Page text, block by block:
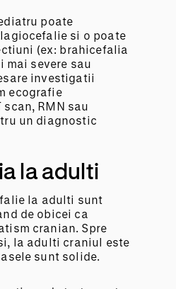
poate
si o poate
(ex: brahicefalia
mai severe sau
investigatii
ecografie
RMN sau
un diagnostic
la adulti
la adulti sunt
de obicei ca
cranian. Spre
la adulti craniul este
sunt solide.